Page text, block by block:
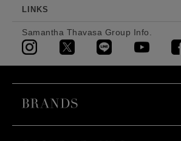
LINKS
Samantha Thavasa Group Info.